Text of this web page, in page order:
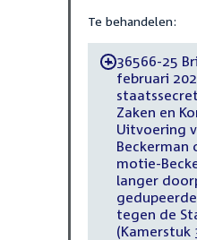
Te behandelen:
-36566-25
februari
Zaken en
Uitvoering
Beckerman
motie-
langer
tegen de
(Kamerstuk